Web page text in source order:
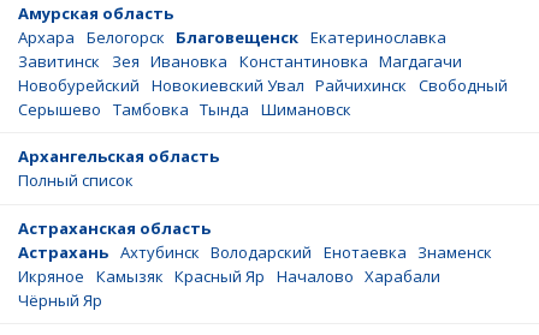
Амурская область
Архара
Белогорск Благовещенск Екатеринославка
Завитинск
Зея Ивановка Константиновка Магдагачи
Новобурейский
Новокиевский Увал Райчихинск
Свободный
Серышево
Тамбовка Тында Шимановск
Архангельская область
Полный список
Астраханская область
Астрахань Ахтубинск Володарский Енотаевка
Знаменск
Икряное
Камызяк Красный Яр Началово Харабали
Чёрный Яр